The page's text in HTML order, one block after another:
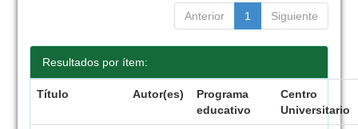
Anterior 1 Siguiente
Resultados por ítem:
Título Autor(es)
Programa
educativo
Centro
Universitario